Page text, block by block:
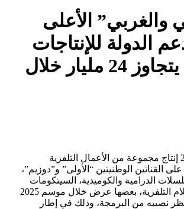
والغربي” الأعلى
الدولة للإنتاجات
الدرامية يتجاوز 24 مليار خلال
شهدت سنة 2024 إنتاج مجموعة من الأعمال التلفزية
القناتين الوطنيتين “الأولى” و”دوزيم”،
الدرامية والكوميدية، السيتكومات
الرمضانية، والأفلام التلفزية، بعضها عرض خلال موسم 2025
نصيبه من البرمجة، وذلك في إطار